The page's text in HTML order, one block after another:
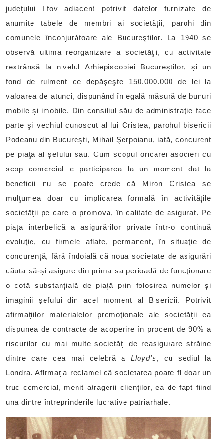
judeţului Ilfov adiacent potrivit datelor furnizate de
anumite tabele de membri ai societăţii, parohi din
comunele înconjurătoare ale Bucureştilor. La 1940 se
observă ultima reorganizare a societăţii, cu activitate
restrânsă la nivelul Arhiepiscopiei Bucureştilor, şi un
fond de rulment ce depăşeşte 150.000.000 de lei la
valoarea de atunci, dispunând în egală măsură de bunuri
mobile şi imobile. Din consiliul său de administraţie face
parte şi vechiul cunoscut al lui Cristea, parohul bisericii
Podeanu din Bucureşti, Mihail Şerpoianu, iată, concurent
pe piaţă al şefului său. Cum scopul oricărei asocieri cu
scop comercial e participarea la un moment dat la
beneficii nu se poate crede că Miron Cristea se
mulţumea doar cu implicarea formală în activităţile
societăţii pe care o promova, în calitate de asigurat. Pe
piaţa interbelică a asigurărilor private într-o continuă
evoluţie, cu firmele aflate, permanent, în situaţie de
concurenţă, fără îndoială că noua societate de asigurări
căuta să-şi asigure din prima sa perioadă de funcţionare
o cotă substanţială de piaţă prin folosirea numelor şi
imaginii şefului din acel moment al Bisericii. Potrivit
afirmaţiilor materialelor promoţionale ale societăţii ea
dispunea de contracte de acoperire în procent de 90% a
riscurilor cu mai multe societăţi de reasigurare străine
dintre care cea mai celebră aLloyd’s, cu sediul la
Londra. Afirmaţia reclamei că societatea poate fi doar un
truc comercial, menit atragerii clienţilor, ea de fapt fiind
una dintre întreprinderile lucrative patriarhale.